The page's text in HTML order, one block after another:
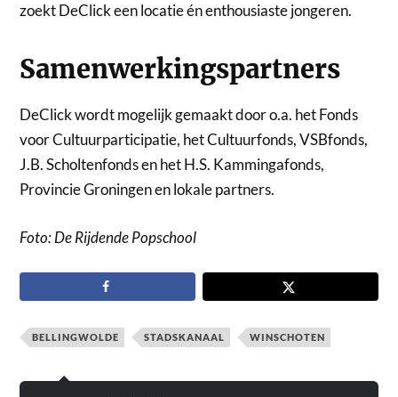
zoekt DeClick een locatie én enthousiaste jongeren.
Samenwerkingspartners
DeClick wordt mogelijk gemaakt door o.a. het Fonds
voor Cultuurparticipatie, het Cultuurfonds, VSBfonds,
J.B. Scholtenfonds en het H.S. Kammingafonds,
Provincie Groningen en lokale partners.
Foto: De Rijdende Popschool
BELLINGWOLDE STADSKANAAL WINSCHOTEN